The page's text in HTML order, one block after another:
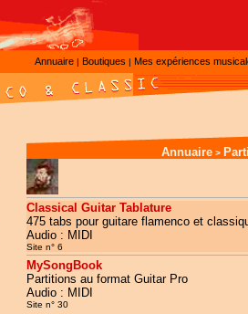
Annuaire | Boutiques | Mes expériences
Annuaire>
Classical Guitar Tablature
475 tabs pour guitare flamenco et
Audio : MIDI
Site n° 6
MySongBook
Partitions au format Guitar Pro
Audio : MIDI
Site n° 30